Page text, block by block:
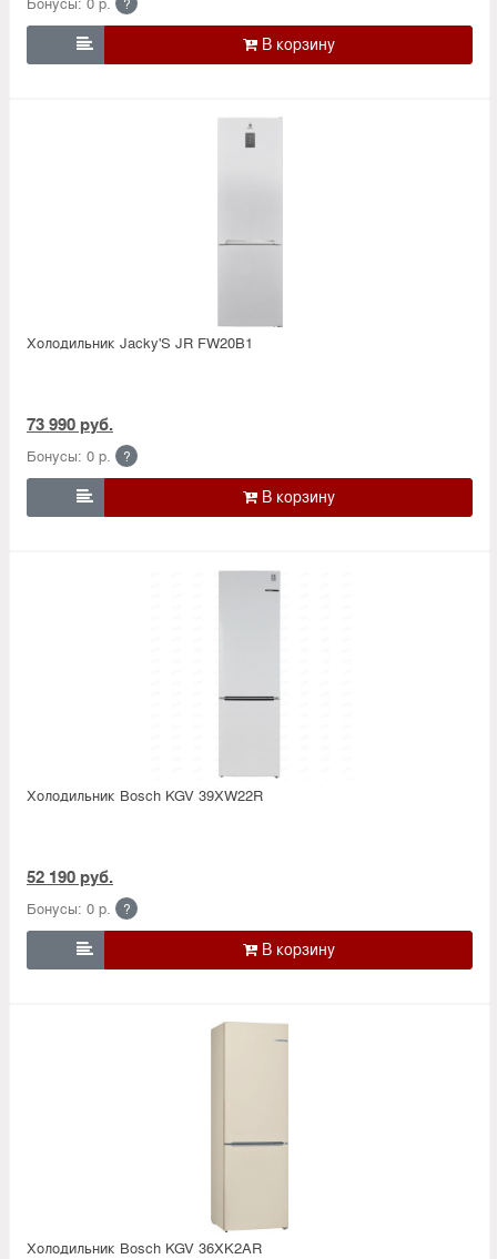

Холодильник Jacky'S JR FW20B1
73 990 руб.
Бонусы: 0 р. ?

Холодильник Bosсh KGV 39XW22R
52 190 руб.
Бонусы: 0 р. ?

Холодильник Bosсh KGV 36XK2AR